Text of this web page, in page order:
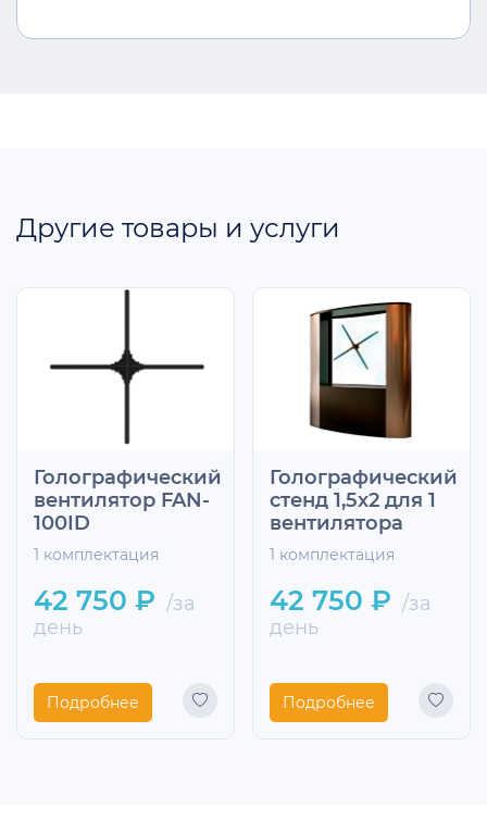
Другие товары и услуги
Голографический
вентилятор FAN-
100ID
1 комплектация
42 750 ₽ /за
день
Подробнее
Голографический
стенд 1,5х2 для 1
вентилятора
1 комплектация
42 750 ₽ /за
день
Подробнее